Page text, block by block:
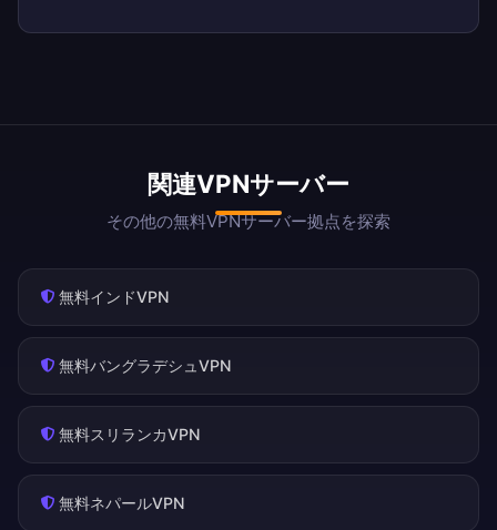
関連VPNサーバー
その他の無料VPNサーバー拠点を探索
無料インドVPN
無料バングラデシュVPN
無料スリランカVPN
無料ネパールVPN